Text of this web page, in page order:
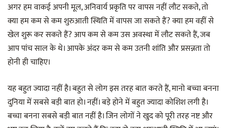
अगर हम वाकई अपनी मूल, अनिवार्य प्रकृति पर वापस नहीं लौट सकते, तो
क्या हम कम से कम शुरुआती स्थिति में वापस जा सकते हैं? क्या हम वहीं से
खेल शुरू कर सकते हैं? आप कम से कम उस अवस्था में लौट सकते हैं, जब
आप पांच साल के थे। आपके अंदर कम से कम उतनी शांति और प्रसन्नता तो
होनी ही चाहिए।
यह बहुत ज्यादा नहीं है। बहुत से लोग इस तरह बात करते हैं, मानो बच्चा बनना
दुनिया में सबसे बड़ी बात हो। नहीं। बड़े होने में बहुत ज्यादा कोशिश लगी है।
बच्चा बनना सबसे बड़ी बात नहीं है। जिन लोगों ने खुद को पूरी तरह नष्ट और